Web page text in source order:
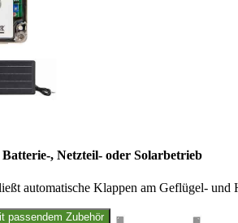
, Netzteil- oder Solarbetrieb
automatische Klappen am Geflügel-